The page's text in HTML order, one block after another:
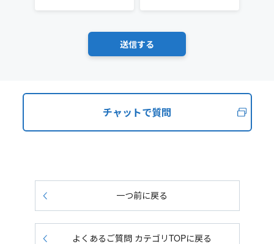
チャットで質問
一つ前に戻る
よくあるご質問 カテゴリTOPに戻る